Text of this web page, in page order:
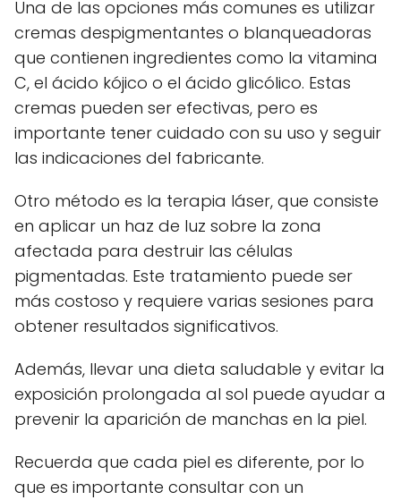
Una de las opciones más comunes es utilizar
cremas despigmentantes o blanqueadoras
que contienen ingredientes como la vitamina
C, el ácido kójico o el ácido glicólico. Estas
cremas pueden ser efectivas, pero es
importante tener cuidado con su uso y seguir
las indicaciones del fabricante.
Otro método es la terapia láser, que consiste
en aplicar un haz de luz sobre la zona
afectada para destruir las células
pigmentadas. Este tratamiento puede ser
más costoso y requiere varias sesiones para
obtener resultados significativos.
Además, llevar una dieta saludable y evitar la
exposición prolongada al sol puede ayudar a
prevenir la aparición de manchas en la piel.
Recuerda que cada piel es diferente, por lo
que es importante consultar con un